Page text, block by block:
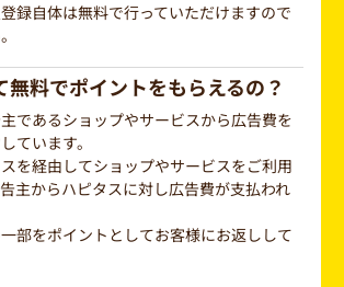
録自体は無料で行っていただけますので
無料でポイントをもらえるの？
であるショップやサービスから広告費を
ています。
を経由してショップやサービスをご利用
主からハピタスに対し広告費が支払われ
部をポイントとしてお客様にお返しして